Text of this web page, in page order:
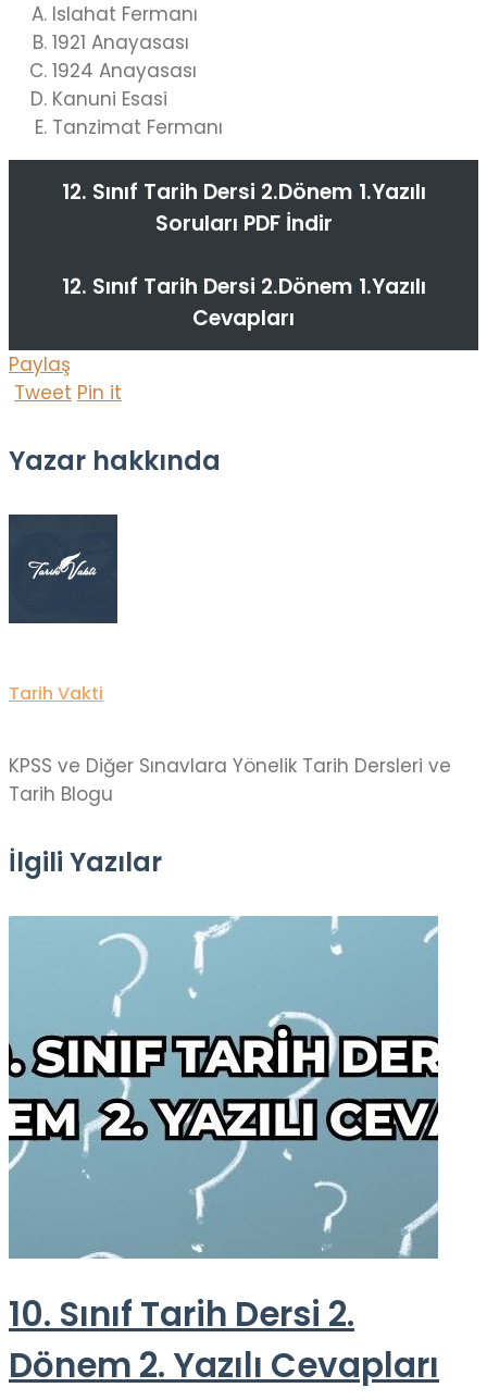
Islahat Fermanı
1921 Anayasası
1924 Anayasası
Kanuni Esasi
Tanzimat Fermanı
12. Sınıf Tarih Dersi 2.Dönem 1.Yazılı
Soruları PDF İndir
12. Sınıf Tarih Dersi 2.Dönem 1.Yazılı
Cevapları
Paylaş
Tweet Pin it
Yazar hakkında
Tarih Vakti
KPSS ve Diğer Sınavlara Yönelik Tarih Dersleri ve
Tarih Blogu
İlgili Yazılar
10. Sınıf Tarih Dersi 2.
Dönem 2. Yazılı Cevapları